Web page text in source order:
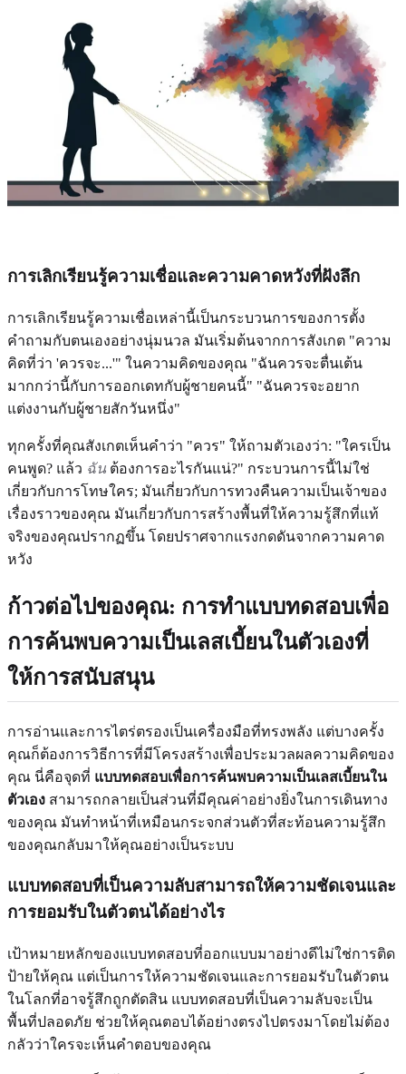
การเลิกเรียนรู้ความเชื่อและความคาดหวังที่ฝังลึก
การเลิกเรียนรู้ความเชื่อเหล่านี้เป็นกระบวนการของการตั้ง
คำถามกับตนเองอย่างนุ่มนวล มันเริ่มต้นจากการสังเกต "ความ
คิดที่ว่า 'ควรจะ...'" ในความคิดของคุณ "ฉันควรจะตื่นเต้น
มากกว่านี้กับการออกเดทกับผู้ชายคนนี้" "ฉันควรจะอยาก
แต่งงานกับผู้ชายสักวันหนึ่ง"
ทุกครั้งที่คุณสังเกตเห็นคำว่า "ควร" ให้ถามตัวเองว่า: "ใครเป็น
คนพูด? แล้ว ฉัน ต้องการอะไรกันแน่?" กระบวนการนี้ไม่ใช่
เกี่ยวกับการโทษใคร; มันเกี่ยวกับการทวงคืนความเป็นเจ้าของ
เรื่องราวของคุณ มันเกี่ยวกับการสร้างพื้นที่ให้ความรู้สึกที่แท้
จริงของคุณปรากฏขึ้น โดยปราศจากแรงกดดันจากความคาด
หวัง
ก้าวต่อไปของคุณ: การทำแบบทดสอบเพื่อ
การค้นพบความเป็นเลสเบี้ยนในตัวเองที่
ให้การสนับสนุน
การอ่านและการไตร่ตรองเป็นเครื่องมือที่ทรงพลัง แต่บางครั้ง
คุณก็ต้องการวิธีการที่มีโครงสร้างเพื่อประมวลผลความคิดของ
คุณ นี่คือจุดที่ แบบทดสอบเพื่อการค้นพบความเป็นเลสเบี้ยนใน
ตัวเอง สามารถกลายเป็นส่วนที่มีคุณค่าอย่างยิ่งในการเดินทาง
ของคุณ มันทำหน้าที่เหมือนกระจกส่วนตัวที่สะท้อนความรู้สึก
ของคุณกลับมาให้คุณอย่างเป็นระบบ
แบบทดสอบที่เป็นความลับสามารถให้ความชัดเจนและ
การยอมรับในตัวตนได้อย่างไร
เป้าหมายหลักของแบบทดสอบที่ออกแบบมาอย่างดีไม่ใช่การติด
ป้ายให้คุณ แต่เป็นการให้ความชัดเจนและการยอมรับในตัวตน
ในโลกที่อาจรู้สึกถูกตัดสิน แบบทดสอบที่เป็นความลับจะเป็น
พื้นที่ปลอดภัย ช่วยให้คุณตอบได้อย่างตรงไปตรงมาโดยไม่ต้อง
กลัวว่าใครจะเห็นคำตอบของคุณ